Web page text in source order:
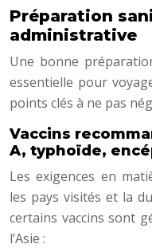
Préparation
administrative
Une bonne
essentielle pour
points clés à ne pas
Vaccins
A, typhoïde,
Les exigences en
les pays visités et la
certains vaccins sont
l’Asie :